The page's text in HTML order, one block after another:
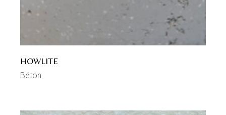
HOWLITE
Béton